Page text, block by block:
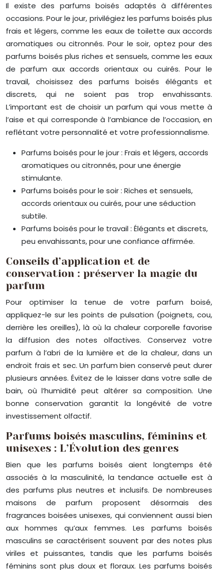
Il existe des parfums boisés adaptés à différentes
occasions. Pour le jour, privilégiez les parfums boisés plus
frais et légers, comme les eaux de toilette aux accords
aromatiques ou citronnés. Pour le soir, optez pour des
parfums boisés plus riches et sensuels, comme les eaux
de parfum aux accords orientaux ou cuirés. Pour le
travail, choisissez des parfums boisés élégants et
discrets, qui ne soient pas trop envahissants.
L’important est de choisir un parfum qui vous mette à
l’aise et qui corresponde à l’ambiance de l’occasion, en
reflétant votre personnalité et votre professionnalisme.
Parfums boisés pour le jour : Frais et légers, accords
aromatiques ou citronnés, pour une énergie
stimulante.
Parfums boisés pour le soir : Riches et sensuels,
accords orientaux ou cuirés, pour une séduction
subtile.
Parfums boisés pour le travail : Élégants et discrets,
peu envahissants, pour une confiance affirmée.
Conseils d’application et de
conservation : préserver la magie du
parfum
Pour optimiser la tenue de votre parfum boisé,
appliquez-le sur les points de pulsation (poignets, cou,
derrière les oreilles), là où la chaleur corporelle favorise
la diffusion des notes olfactives. Conservez votre
parfum à l’abri de la lumière et de la chaleur, dans un
endroit frais et sec. Un parfum bien conservé peut durer
plusieurs années. Évitez de le laisser dans votre salle de
bain, où l’humidité peut altérer sa composition. Une
bonne conservation garantit la longévité de votre
investissement olfactif.
Parfums boisés masculins, féminins et
unisexes : L’Évolution des genres
Bien que les parfums boisés aient longtemps été
associés à la masculinité, la tendance actuelle est à
des parfums plus neutres et inclusifs. De nombreuses
maisons de parfum proposent désormais des
fragrances boisées unisexes, qui conviennent aussi bien
aux hommes qu’aux femmes. Les parfums boisés
masculins se caractérisent souvent par des notes plus
viriles et puissantes, tandis que les parfums boisés
féminins sont plus doux et floraux. Les parfums boisés